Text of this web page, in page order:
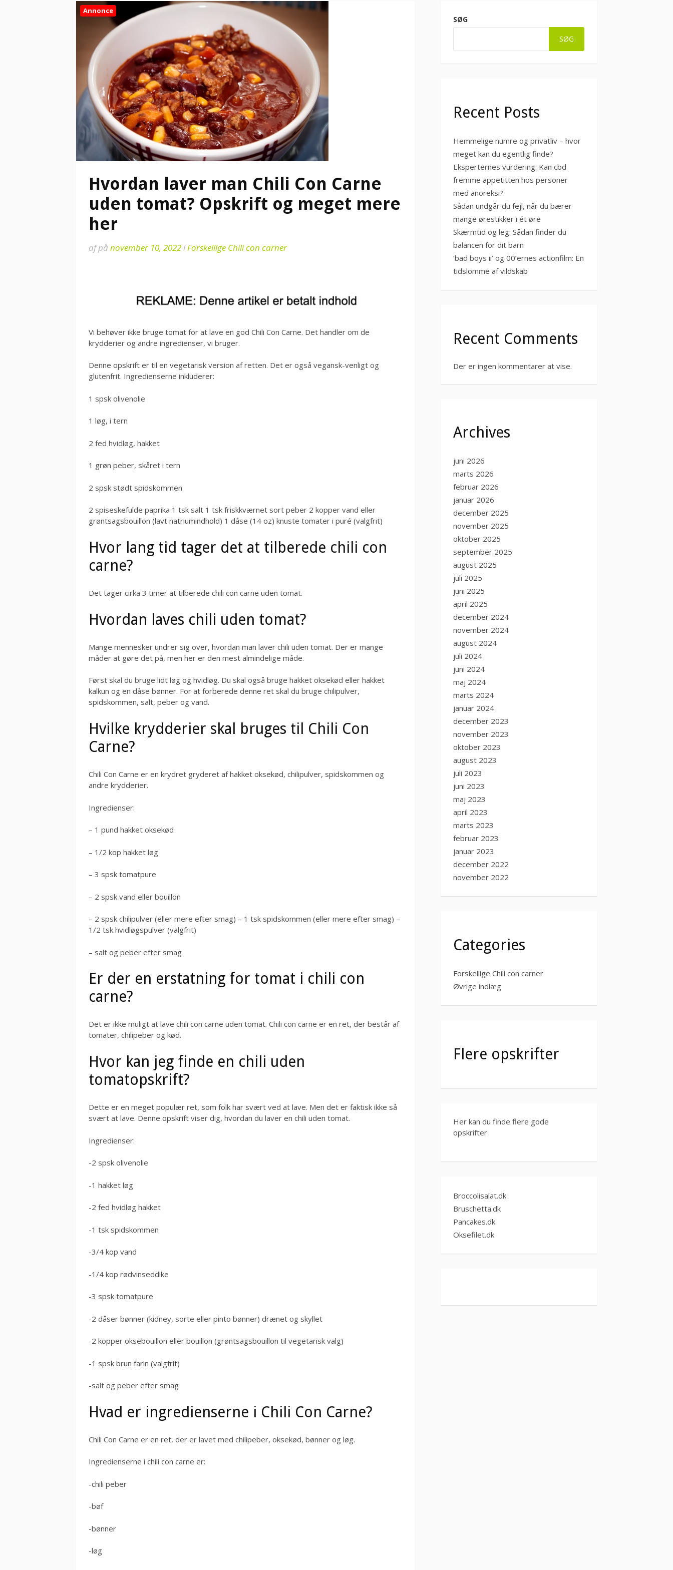
Annonce
Hvordan laver man Chili Con Carne
uden tomat? Opskrift og meget mere
her
afpå november 10, 2022iForskellige Chili con carner
Vi behøver ikke bruge tomat for at lave en god Chili Con Carne. Det handler om de
krydderier og andre ingredienser, vi bruger.
Denne opskrift er til en vegetarisk version af retten. Det er også vegansk-venligt og
glutenfrit. Ingredienserne inkluderer:
1 spsk olivenolie
1 løg, i tern
2 fed hvidløg, hakket
1 grøn peber, skåret i tern
2 spsk stødt spidskommen
2 spiseskefulde paprika 1 tsk salt 1 tsk friskkværnet sort peber 2 kopper vand eller
grøntsagsbouillon (lavt natriumindhold) 1 dåse (14 oz) knuste tomater i puré (valgfrit)
Hvor lang tid tager det at tilberede chili con
carne?
Det tager cirka 3 timer at tilberede chili con carne uden tomat.
Hvordan laves chili uden tomat?
Mange mennesker undrer sig over, hvordan man laver chili uden tomat. Der er mange
måder at gøre det på, men her er den mest almindelige måde.
Først skal du bruge lidt løg og hvidløg. Du skal også bruge hakket oksekød eller hakket
kalkun og en dåse bønner. For at forberede denne ret skal du bruge chilipulver,
spidskommen, salt, peber og vand.
Hvilke krydderier skal bruges til Chili Con
Carne?
Chili Con Carne er en krydret gryderet af hakket oksekød, chilipulver, spidskommen og
andre krydderier.
Ingredienser:
– 1 pund hakket oksekød
– 1/2 kop hakket løg
– 3 spsk tomatpure
– 2 spsk vand eller bouillon
– 2 spsk chilipulver (eller mere efter smag) – 1 tsk spidskommen (eller mere efter smag) –
1/2 tsk hvidløgspulver (valgfrit)
– salt og peber efter smag
Er der en erstatning for tomat i chili con
carne?
Det er ikke muligt at lave chili con carne uden tomat. Chili con carne er en ret, der består af
tomater, chilipeber og kød.
Hvor kan jeg finde en chili uden
tomatopskrift?
Dette er en meget populær ret, som folk har svært ved at lave. Men det er faktisk ikke så
svært at lave. Denne opskrift viser dig, hvordan du laver en chili uden tomat.
Ingredienser:
-2 spsk olivenolie
-1 hakket løg
-2 fed hvidløg hakket
-1 tsk spidskommen
-3/4 kop vand
-1/4 kop rødvinseddike
-3 spsk tomatpure
-2 dåser bønner (kidney, sorte eller pinto bønner) drænet og skyllet
-2 kopper oksebouillon eller bouillon (grøntsagsbouillon til vegetarisk valg)
-1 spsk brun farin (valgfrit)
-salt og peber efter smag
Hvad er ingredienserne i Chili Con Carne?
Chili Con Carne er en ret, der er lavet med chilipeber, oksekød, bønner og løg.
Ingredienserne i chili con carne er:
-chili peber
-bøf
-bønner
-løg
SØG
SØG
Recent Posts
Hemmelige numre og privatliv – hvor
meget kan du egentlig finde?
Eksperternes vurdering: Kan cbd
fremme appetitten hos personer
med anoreksi?
Sådan undgår du fejl, når du bærer
mange ørestikker i ét øre
Skærmtid og leg: Sådan finder du
balancen for dit barn
‘bad boys ii’ og 00’ernes actionfilm: En
tidslomme af vildskab
Recent Comments
Der er ingen kommentarer at vise.
Archives
juni 2026
marts 2026
februar 2026
januar 2026
december 2025
november 2025
oktober 2025
september 2025
august 2025
juli 2025
juni 2025
april 2025
december 2024
november 2024
august 2024
juli 2024
juni 2024
maj 2024
marts 2024
januar 2024
december 2023
november 2023
oktober 2023
august 2023
juli 2023
juni 2023
maj 2023
april 2023
marts 2023
februar 2023
januar 2023
december 2022
november 2022
Categories
Forskellige Chili con carner
Øvrige indlæg
Flere opskrifter
Her kan du finde flere gode
opskrifter
Broccolisalat.dk
Bruschetta.dk
Pancakes.dk
Oksefilet.dk